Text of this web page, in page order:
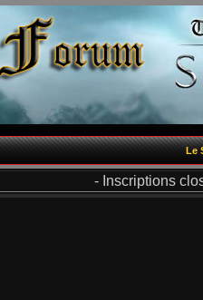
Le
- Inscriptions